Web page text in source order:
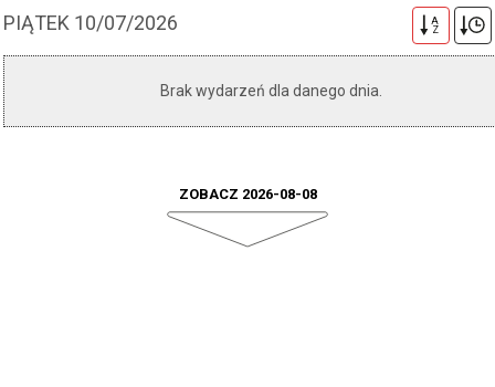
PIĄTEK 10/07/2026
A
Z
Brak wydarzeń dla danego dnia.
ZOBACZ 2026-08-08